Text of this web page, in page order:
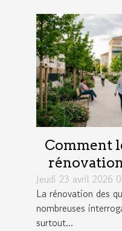
Comment
elles les
Jeudi 23 avril 2026
La rénovation des
nombreuses
surtout...